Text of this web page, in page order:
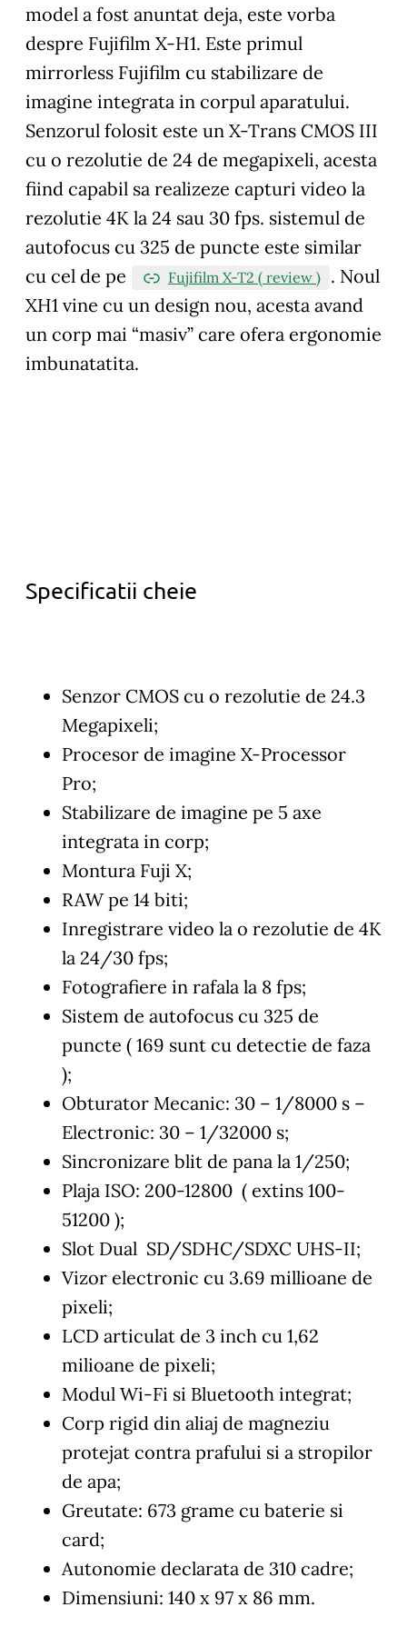
model a fost anuntat deja, este vorba
despre Fujifilm X-H1. Este primul
mirrorless Fujifilm cu stabilizare de
imagine integrata in corpul aparatului.
Senzorul folosit este un X-Trans CMOS III
cu o rezolutie de 24 de megapixeli, acesta
fiind capabil sa realizeze capturi video la
rezolutie 4K la 24 sau 30 fps. sistemul de
autofocus cu 325 de puncte este similar
cu cel de pe
Fujifilm X-T2 ( review ) . Noul
XH1 vine cu un design nou, acesta avand
un corp mai “masiv” care ofera ergonomie
imbunatatita.
Specificatii cheie
Senzor CMOS cu o rezolutie de 24.3
Megapixeli;
Procesor de imagine X-Processor
Pro;
Stabilizare de imagine pe 5 axe
integrata in corp;
Montura Fuji X;
RAW pe 14 biti;
Inregistrare video la o rezolutie de 4K
la 24/30 fps;
Fotografiere in rafala la 8 fps;
Sistem de autofocus cu 325 de
puncte ( 169 sunt cu detectie de faza
);
Obturator Mecanic: 30 – 1/8000 s –
Electronic: 30 – 1/32000 s;
Sincronizare blit de pana la 1/250;
Plaja ISO: 200-12800 ( extins 100-
51200 );
Slot Dual SD/SDHC/SDXC UHS-II;
Vizor electronic cu 3.69 millioane de
pixeli;
LCD articulat de 3 inch cu 1,62
milioane de pixeli;
Modul Wi-Fi si Bluetooth integrat;
Corp rigid din aliaj de magneziu
protejat contra prafului si a stropilor
de apa;
Greutate: 673 grame cu baterie si
card;
Autonomie declarata de 310 cadre;
Dimensiuni: 140 x 97 x 86 mm.